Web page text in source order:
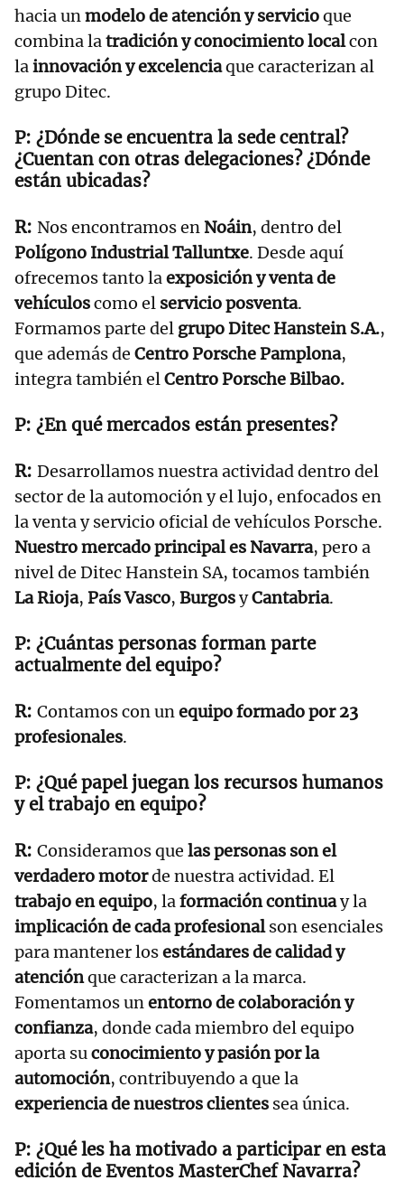
hacia unmodelo de atención y servicioque
combina latradición y conocimiento localcon
lainnovación y excelenciaque caracterizan al
grupo Ditec.
¿Dónde se encuentra la sede central?
¿Cuentan con otras delegaciones? ¿Dónde
están ubicadas?
Nos encontramos en Noáin, dentro del
Polígono Industrial Talluntxe. Desde aquí
ofrecemos tanto laexposición y venta de
vehículoscomo el servicio posventa.
Formamos parte del grupo Ditec Hanstein S.A.,
que además de Centro Porsche Pamplona,
integra también elCentro Porsche Bilbao.
¿En qué mercados están presentes?
Desarrollamos nuestra actividad dentro del
sector de la automoción y el lujo, enfocados en
la venta y servicio oficial de vehículos Porsche.
Nuestro mercado principal es Navarra, pero a
nivel de Ditec Hanstein SA, tocamos también
La Rioja, País Vasco, BurgosyCantabria.
¿Cuántas personas forman parte
actualmente del equipo?
Contamos con unequipo formado por 23
profesionales.
¿Qué papel juegan los recursos humanos
y el trabajo en equipo?
Consideramos que las personas son el
verdadero motorde nuestra actividad. El
trabajo en equipo, laformación continuay la
implicación de cada profesionalson esenciales
para mantener losestándares de calidad y
atenciónque caracterizan a la marca.
Fomentamos unentorno de colaboración y
confianza, donde cada miembro del equipo
aporta suconocimiento y pasión por la
automoción, contribuyendo a que la
experiencia de nuestros clientes sea única.
¿Qué les ha motivado a participar en esta
edición de Eventos MasterChef Navarra?